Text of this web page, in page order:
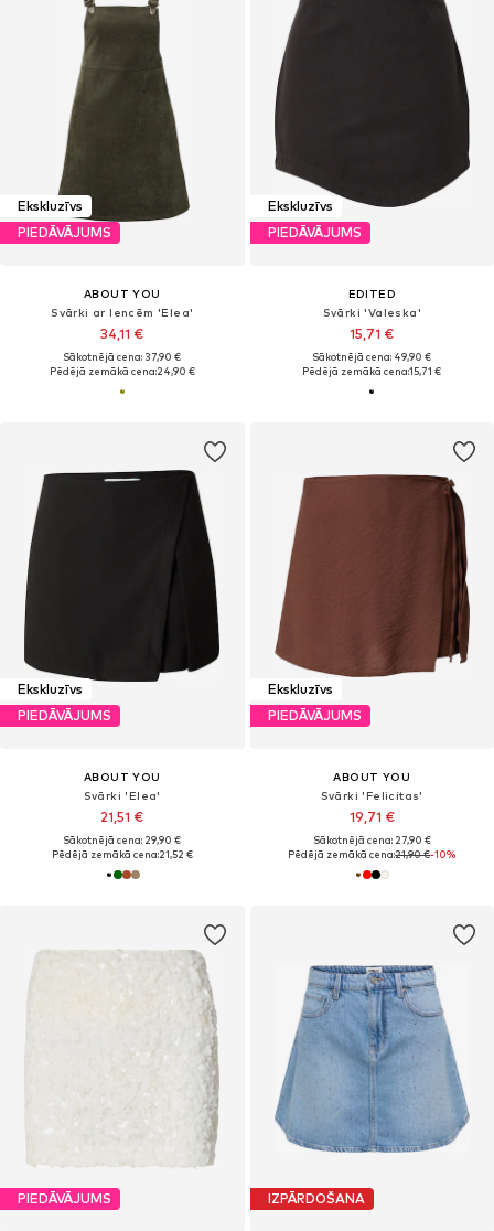
Ekskluzīvs
PIEDĀVĀJUMS
ABOUT YOU
Svārki ar lencēm 'Elea'
34,11 €
Sākotnējā cena: 37,90 €
Pēdējā zemākā cena:24,90 €
Ekskluzīvs
PIEDĀVĀJUMS
EDITED
Svārki 'Valeska'
15,71 €
Sākotnējā cena: 49,90 €
Pēdējā zemākā cena:15,71 €
Ekskluzīvs
PIEDĀVĀJUMS
ABOUT YOU
Svārki 'Elea'
21,51 €
Sākotnējā cena: 29,90 €
Pēdējā zemākā cena:21,52 €
Ekskluzīvs
PIEDĀVĀJUMS
ABOUT YOU
Svārki 'Felicitas'
19,71 €
Sākotnējā cena: 27,90 €
Pēdējā zemākā cena:21,90 €-10%
PIEDĀVĀJUMS IZPĀRDOŠANA